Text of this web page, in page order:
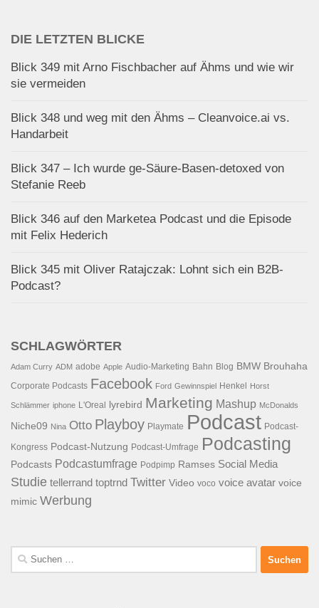
DIE LETZTEN BLICKE
Blick 349 mit Arno Fischbacher auf Ähms und wie wir
sie vermeiden
Blick 348 und weg mit den Ähms – Cleanvoice.ai vs.
Handarbeit
Blick 347 – Ich wurde ge-Säure-Basen-detoxed von
Stefanie Reeb
Blick 346 auf den Marketea Podcast und die Episode
mit Felix Hederich
Blick 345 mit Oliver Ratajczak: Lohnt sich ein B2B-
Podcast?
SCHLAGWÖRTER
Adam Curry ADM adobe Apple Audio-Marketing Bahn Blog BMW Brouhaha
Corporate Podcasts Facebook Ford Gewinnspiel Henkel Horst
Schlämmer iphone L'Oreal lyrebird Marketing Mashup McDonalds
Niche09 Nina Otto Playboy Playmate Podcast Podcast-
Kongress Podcast-Nutzung Podcast-Umfrage Podcasting
Podcasts Podcastumfrage Podpimp Ramses Social Media
Studie tellerrand toptrnd Twitter Video voco voice avatar voice
mimic Werbung
Suchen
nach: